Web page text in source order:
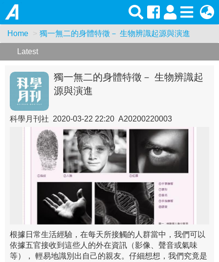
Home 獨一無二的身體特徵－ 生物辨識起源與演進
Latest
獨一無二的身體特徵－ 生物辨識起
源與演進
科學月刊社 2020-03-22 22:20 A20200220003
根據日常生活經驗，在每天所接觸的人群當中，我們可以
依據五官接收到這些人的外在資訊（影像、聲音或氣味
等）， 輕易地識別出自己的親友。仔細想想，我們究竟是